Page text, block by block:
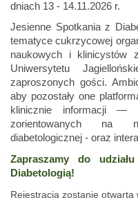
dniach 13 - 14.11.2026 r.
Jesienne Spotkania z
tematyce cukrzycowej
naukowych i klinicystów
Uniwersytetu
zaproszonych gości.
aby pozostały one
klinicznie informacji —
zorientowanych na
diabetologicznej - oraz
Zapraszamy do
Diabetologią!
Rejestracja zostanie otwarta